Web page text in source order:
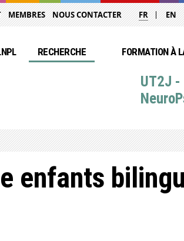
MEMBRES NOUS CONTACTER FR EN
RECHERCHE FORMATION À
UT2J
enfants